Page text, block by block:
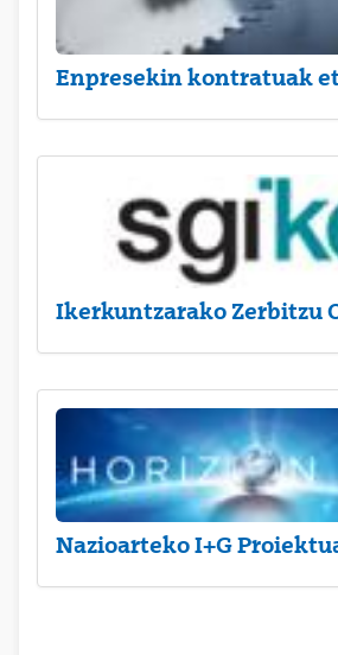
Enpresekin kontratuak
Ikerkuntzarako Zerbitzu
Nazioarteko I+G